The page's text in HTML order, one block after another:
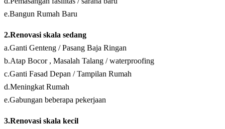
e.Bangun Rumah Baru
2.Renovasi skala sedang
a.Ganti Genteng / Pasang Baja Ringan
b.Atap Bocor , Masalah Talang / waterproofing
c.Ganti Fasad Depan / Tampilan Rumah
d.Meningkat Rumah
e.Gabungan beberapa pekerjaan
3.Renovasi skala kecil